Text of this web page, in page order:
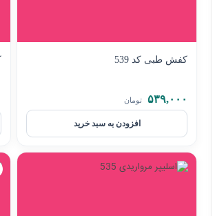
کفش طبی کد 539
۵۳۹,۰۰۰ تومان
افزودن به سبد خرید